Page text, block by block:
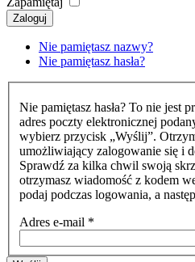
Zaloguj
Nie pamiętasz nazwy?
Nie pamiętasz hasła?
Nie pamiętasz hasła? To nie jest
adres poczty elektronicznej
wybierz przycisk „Wyślij”.
umożliwiający zalogowanie się i
Sprawdź za kilka chwil swoją
otrzymasz wiadomość z kodem
podaj podczas logowania, a
Adres e-mail *